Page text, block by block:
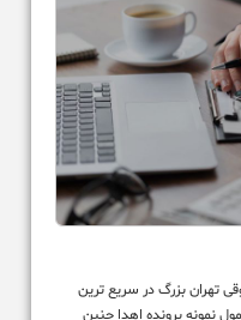
تهران بزرگ در سریع ترین
نمونه پرونده اهدا جنین